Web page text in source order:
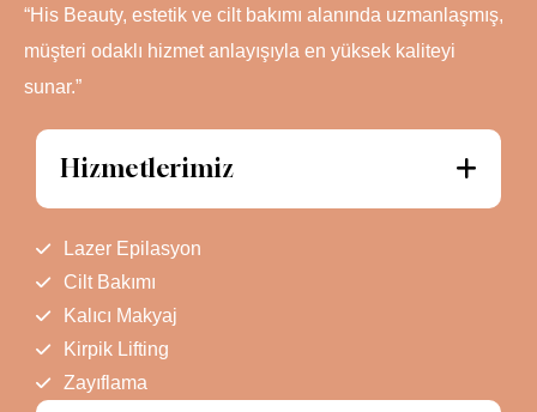
“His Beauty, estetik ve cilt bakımı alanında uzmanlaşmış,
müşteri odaklı hizmet anlayışıyla en yüksek kaliteyi
sunar.”
Hizmetlerimiz
Lazer Epilasyon
Cilt Bakımı
Kalıcı Makyaj
Kirpik Lifting
Zayıflama